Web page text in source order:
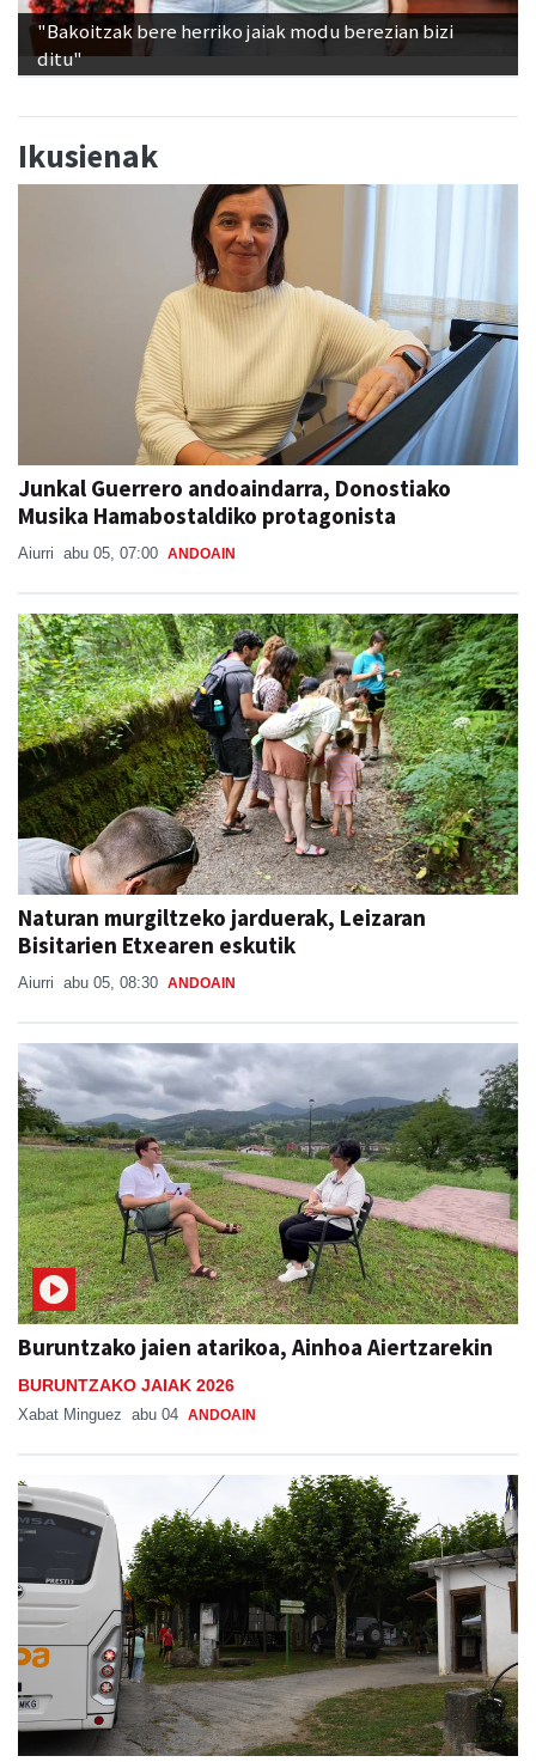
"Bakoitzak bere herriko jaiak modu berezian bizi
ditu"
Ikusienak
Junkal Guerrero andoaindarra, Donostiako
Musika Hamabostaldiko protagonista
Aiurri abu 05, 07:00 ANDOAIN
Naturan murgiltzeko jarduerak, Leizaran
Bisitarien Etxearen eskutik
Aiurri abu 05, 08:30 ANDOAIN
Buruntzako jaien atarikoa, Ainhoa Aiertzarekin
BURUNTZAKO JAIAK 2026
Xabat Minguez abu 04 ANDOAIN